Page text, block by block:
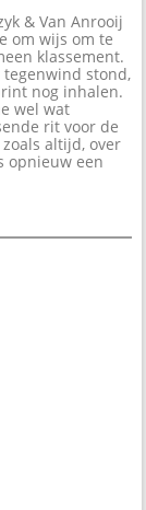
& Van Anrooij
om wijs om te
klassement.
stond,
nog inhalen.
wel wat
rit voor de
altijd, over
opnieuw een